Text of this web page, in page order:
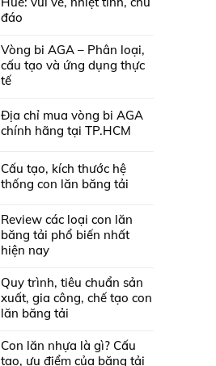
đáo
Vòng bi AGA – Phân loại,
cấu tạo và ứng dụng thực
tế
Địa chỉ mua vòng bi AGA
chính hãng tại TP.HCM
Cấu tạo, kích thước hệ
thống con lăn băng tải
Review các loại con lăn
băng tải phổ biến nhất
hiện nay
Quy trình, tiêu chuẩn sản
xuất, gia công, chế tạo con
lăn băng tải
Con lăn nhựa là gì? Cấu
tạo, ưu điểm của băng tải